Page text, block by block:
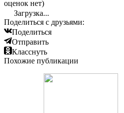
оценок нет)
Загрузка...
Поделиться с друзьями:
Поделиться
Отправить
Класснуть
Похожие публикации